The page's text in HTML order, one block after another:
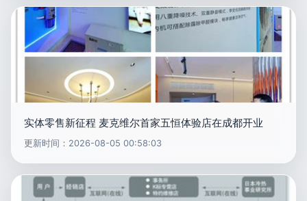
实体零售新征程 麦克维尔首家五恒体验店在成都开业
更新时间：2026-08-05 00:58:03